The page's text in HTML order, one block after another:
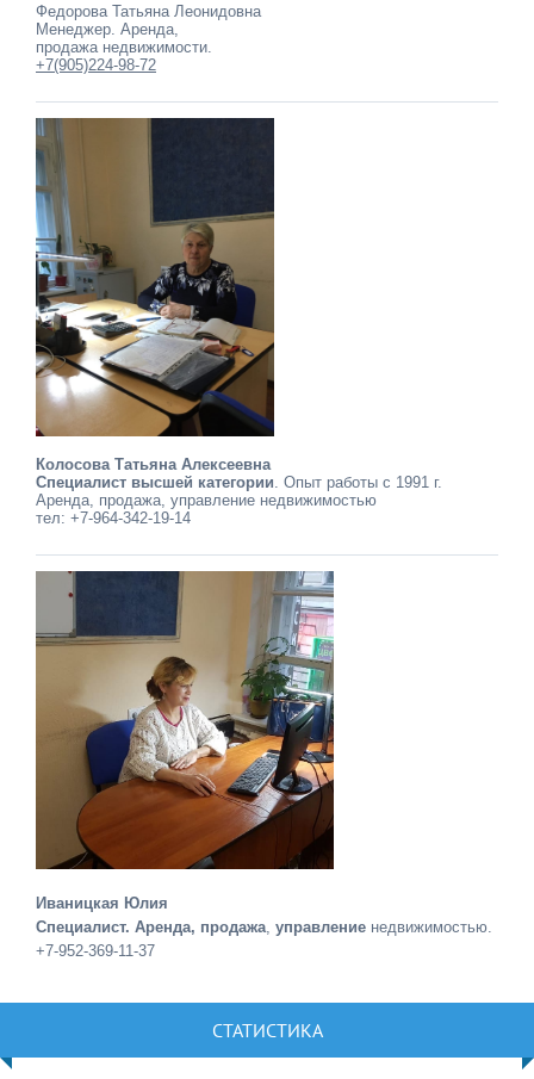
Федорова Татьяна Леонидовна
Менеджер. Аренда,
продажа недвижимости.
+7(905)224-98-72
Колосова Татьяна Алексеевна
Специалист высшей категории . Опыт работы с 1991 г.
Аренда, продажа, управление недвижимостью
тел: +7-964-342-19-14
Иваницкая Юлия
Специалист. Аренда, продажа управление недвижимостью.
+7-952-369-11-37
СТАТИСТИКА